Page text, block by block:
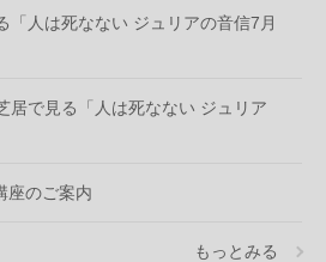
「人は死なない ジュリアの音信7月
居で見る「人は死なない ジュリア
座のご案内
もっとみる